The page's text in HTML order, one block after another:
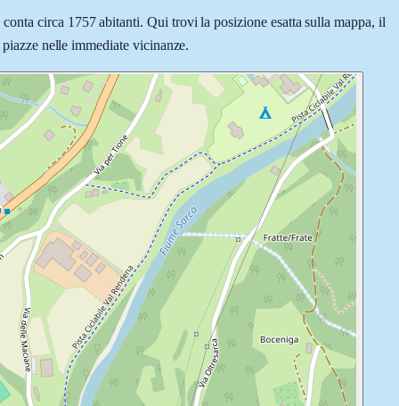
circa 1757 abitanti. Qui trovi la posizione esatta sulla mappa, il
nelle immediate vicinanze.